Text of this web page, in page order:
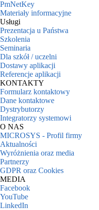
PmNetKey
Materiały informacyjne
Usługi
Prezentacja u Państwa
Szkolenia
Seminaria
Dla szkół / uczelni
Dostawy aplikacji
Referencje aplikacji
KONTAKTY
Formularz kontaktowy
Dane kontaktowe
Dystrybutorzy
Integratorzy systemowi
O NAS
MICROSYS - Profil firmy
Aktualności
Wyróżnienia oraz media
Partnerzy
GDPR oraz Cookies
MEDIA
Facebook
YouTube
LinkedIn